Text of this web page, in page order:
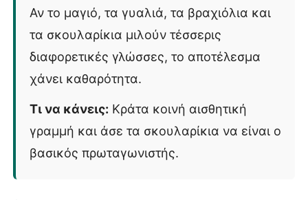
Αν το μαγιό, τα γυαλιά, τα βραχιόλια και
τα σκουλαρίκια μιλούν τέσσερις
διαφορετικές γλώσσες, το αποτέλεσμα
χάνει καθαρότητα.
Τι να κάνεις: Κράτα κοινή αισθητική
γραμμή και άσε τα σκουλαρίκια να είναι ο
βασικός πρωταγωνιστής.